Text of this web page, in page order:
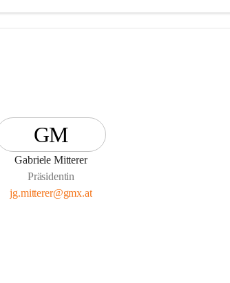
GM
Gabriele Mitterer
Präsidentin
jg.mitterer@gmx.at